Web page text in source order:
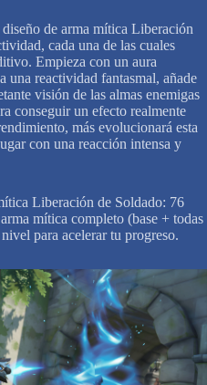
de arma mítica Liberación
cada una de las cuales
Empieza con un aura
una reactividad fantasmal, añade
visión de las almas enemigas
conseguir un efecto realmente
más evolucionará esta
con una reacción intensa y
Liberación de Soldado: 76
mítica completo (base + todas
para acelerar tu progreso.